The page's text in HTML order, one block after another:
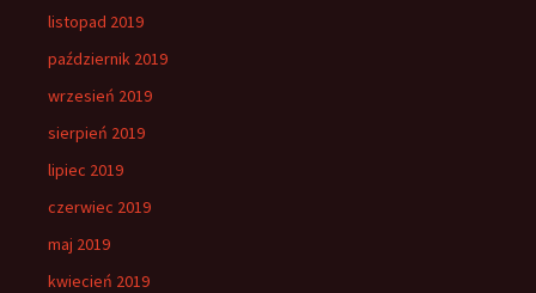
listopad 2019
październik 2019
wrzesień 2019
sierpień 2019
lipiec 2019
czerwiec 2019
maj 2019
kwiecień 2019